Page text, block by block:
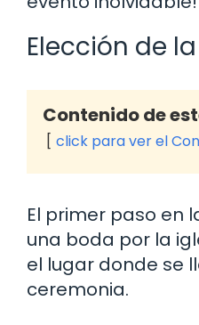
Elección de
Contenido de
click para ver el
El primer paso en
una boda por la
el lugar donde se
ceremonia.